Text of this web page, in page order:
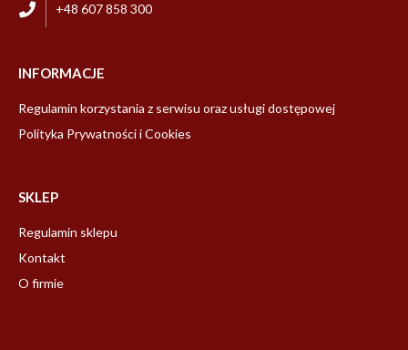
+48 607 858 300
INFORMACJE
Regulamin korzystania z serwisu oraz usługi dostępowej
Polityka Prywatności i Cookies
SKLEP
Regulamin sklepu
Kontakt
O firmie